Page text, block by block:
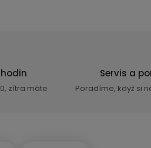
zítra máte
Servis a
Poradíme, když si